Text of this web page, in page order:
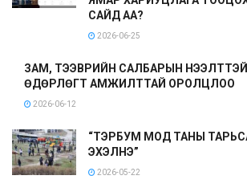
САЙД АА?
2026-06-25
ЗАМ, ТЭЭВРИЙН САЛБАРЫН
ӨДӨРЛӨГТ АМЖИЛТТАЙ ОРОЛЦЛОО
2026-06-12
“ТЭРБУМ МОД ТАНЫ
ЭХЭЛНЭ”
2026-05-22